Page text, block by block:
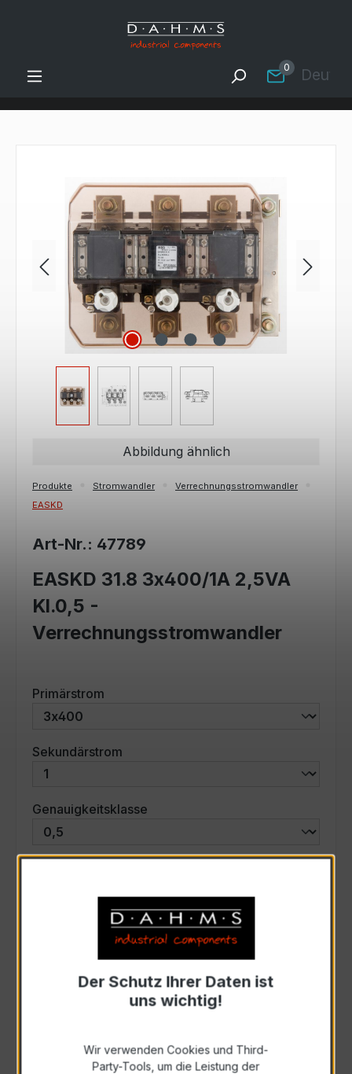
Zum Hauptinhalt springen
0
Bildergalerie überspringen
Abbildung ähnlich
Produkte Stromwandler
Verrechnungsstromwandler
EASKD
Art-Nr.: 47789
EASKD 31.8 3x400/1A 2,5VA
Kl.0,5 -
Verrechnungsstromwandler
Primärstrom
Sekundärstrom
Genauigkeitsklasse
Auswahl zurücksetzen
Art. Nr.:47789
Der Schutz Ihrer Daten ist
uns wichtig!
Wir verwenden Cookies und Third-
Party-Tools, um die Leistung der